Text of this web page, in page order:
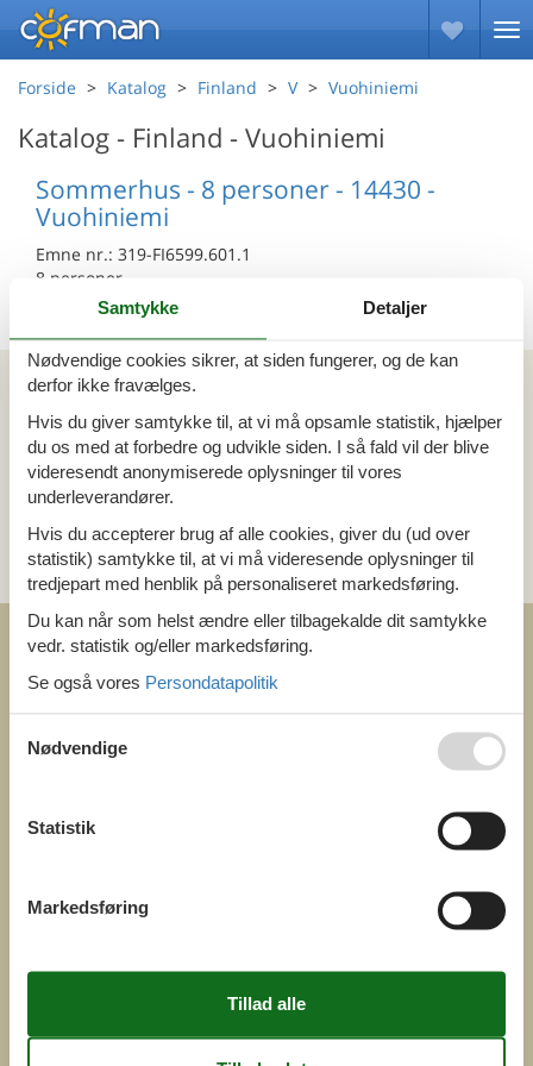
Forside Katalog Finland V Vuohiniemi
Katalog - Finland - Vuohiniemi
Sommerhus - 8 personer - 14430 -
Vuohiniemi
Emne nr.: 319-FI6599.601.1
8 personer
Kan vi hjælpe?
Ring (+45) 7877 0427
Man. - fre. 10.00-16.00
Send en e-mail
og få et hurtigt svar, alle dage
Samtykke Detaljer
Nødvendige cookies sikrer, at siden fungerer, og de kan
derfor ikke fravælges.
Hvis du giver samtykke til, at vi må opsamle statistik, hjælper
du os med at forbedre og udvikle siden. I så fald vil der blive
videresendt anonymiserede oplysninger til vores
underleverandører.
Hvis du accepterer brug af alle cookies, giver du (ud over
statistik) samtykke til, at vi må videresende oplysninger til
tredjepart med henblik på personaliseret markedsføring.
Du kan når som helst ændre eller tilbagekalde dit samtykke
vedr. statistik og/eller markedsføring.
Se også vores Persondatapolitik
Nødvendige
Statistik
Markedsføring